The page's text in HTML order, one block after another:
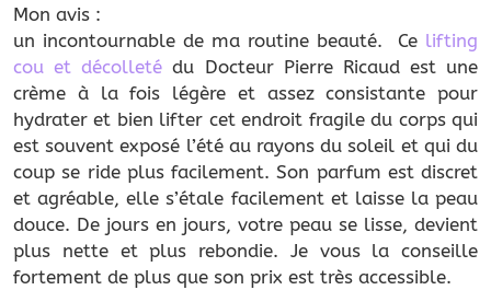
Mon avis :
un incontournable de ma routine beauté. Ce lifting
cou et décolleté du Docteur Pierre Ricaud est une
crème à la fois légère et assez consistante pour
hydrater et bien lifter cet endroit fragile du corps qui
est souvent exposé l’été au rayons du soleil et qui du
coup se ride plus facilement. Son parfum est discret
et agréable, elle s’étale facilement et laisse la peau
douce. De jours en jours, votre peau se lisse, devient
plus nette et plus rebondie. Je vous la conseille
fortement de plus que son prix est très accessible.